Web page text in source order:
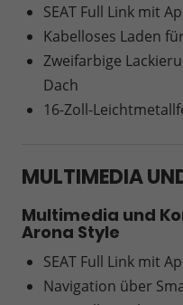
SEAT Full Link mit
Kabelloses Laden
Zweifarbige
Dach
16-Zoll-
MULTIMEDIA
Multimedia und
Arona Style
SEAT Full Link mit
Navigation über